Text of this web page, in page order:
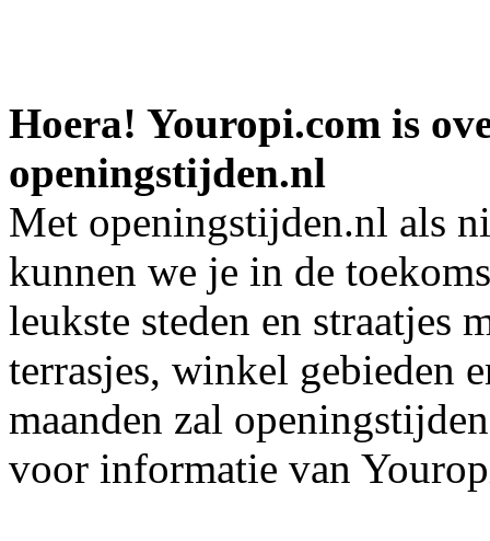
Hoera! Youropi.com is
openingstijden.nl
Met openingstijden.nl als
kunnen we je in de
leukste steden en straatjes
terrasjes, winkel gebieden
maanden zal
voor informatie van